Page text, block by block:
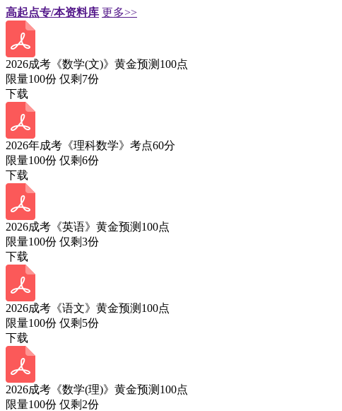
高起点专/本资料库 更多>>
2026成考《数学(文)》黄金预测100点
限量100份 仅剩 7份
下载
2026年成考《理科数学》考点60分
限量100份 仅剩6份
下载
2026成考《英语》黄金预测100点
限量100份 仅剩3份
下载
2026成考《语文》黄金预测100点
限量100份 仅剩 5份
下载
2026成考《数学(理)》黄金预测100点
限量100份 仅剩 2份